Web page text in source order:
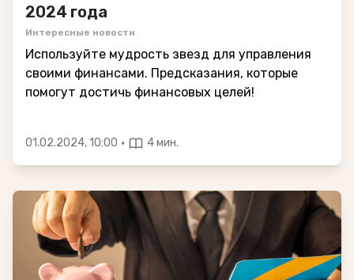
2024 года
Интересные новости
Используйте мудрость звезд для управления
своими финансами. Предсказания, которые
помогут достичь финансовых целей!
01.02.2024, 10:00 · 4 мин.